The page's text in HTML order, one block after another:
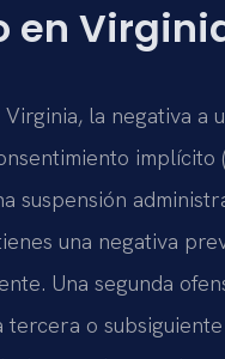
en
Virginia, la negativa
implícito
suspensión
una negativa
Una segunda
tercera o